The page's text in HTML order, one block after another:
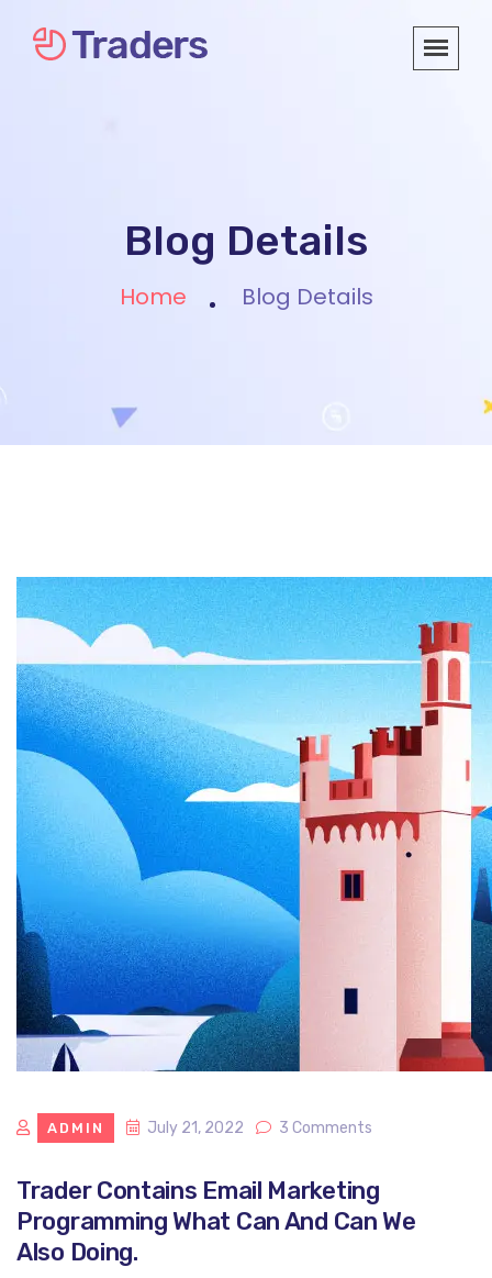
Blog Details
Home Blog Details
ADMIN July 21, 2022 3 Comments
Trader Contains Email Marketing
Programming What Can And Can We
Also Doing.